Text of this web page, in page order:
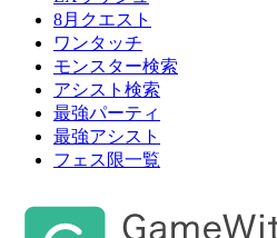
8月クエスト
ワンタッチ
モンスター検索
アシスト検索
最強パーティ
最強アシスト
フェス限一覧